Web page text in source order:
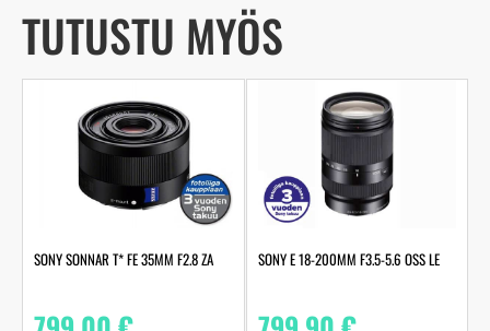
TUTUSTU MYÖS
SONY SONNAR T* FE 35MM F2.8 ZA SONY E 18-200MM F3.5-5.6 OSS LE